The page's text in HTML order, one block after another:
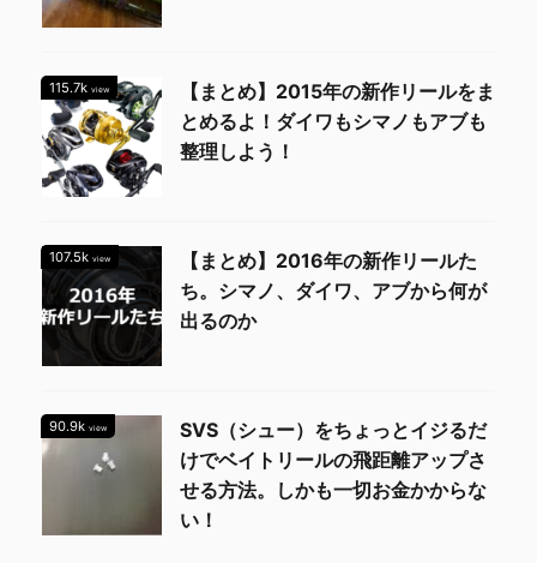
115.7k view
【まとめ】2015年の新作リールをま
とめるよ！ダイワもシマノもアブも
整理しよう！
107.5k view
【まとめ】2016年の新作リールた
ち。シマノ、ダイワ、アブから何が
出るのか
90.9k view
SVS（シュー）をちょっとイジるだ
けでベイトリールの飛距離アップさ
せる方法。しかも一切お金かからな
い！